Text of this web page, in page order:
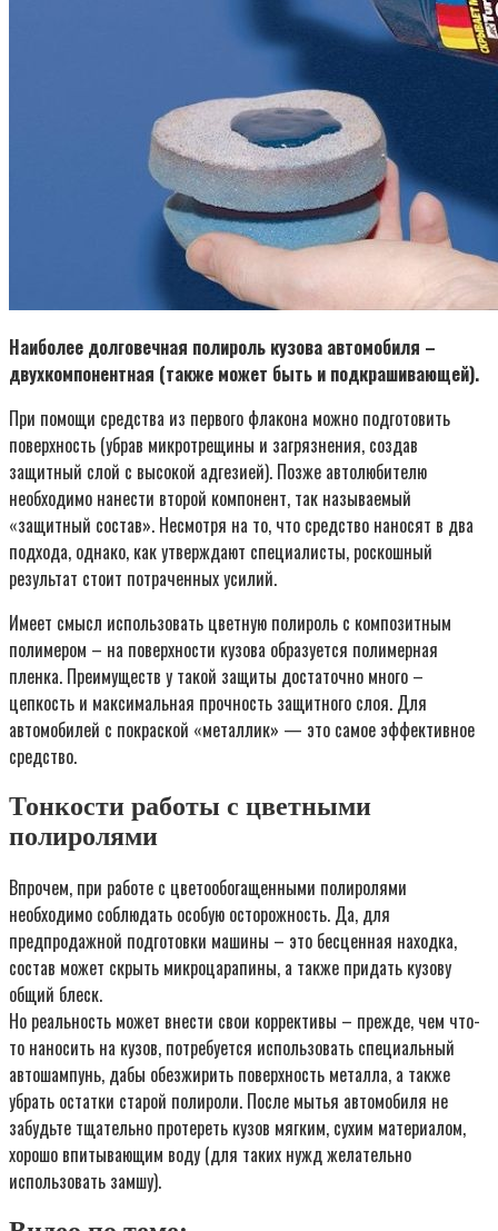
Наиболее долговечная полироль кузова автомобиля –
двухкомпонентная (также может быть и подкрашивающей).
При помощи средства из первого флакона можно подготовить
поверхность (убрав микротрещины и загрязнения, создав
защитный слой с высокой адгезией). Позже автолюбителю
необходимо нанести второй компонент, так называемый
«защитный состав». Несмотря на то, что средство наносят в два
подхода, однако, как утверждают специалисты, роскошный
результат стоит потраченных усилий.
Имеет смысл использовать цветную полироль с композитным
полимером – на поверхности кузова образуется полимерная
пленка. Преимуществ у такой защиты достаточно много –
цепкость и максимальная прочность защитного слоя. Для
автомобилей с покраской «металлик» — это самое эффективное
средство.
Тонкости работы с цветными
полиролями
Впрочем, при работе с цветообогащенными полиролями
необходимо соблюдать особую осторожность. Да, для
предпродажной подготовки машины – это бесценная находка,
состав может скрыть микроцарапины, а также придать кузову
общий блеск.
Но реальность может внести свои коррективы – прежде, чем что-
то наносить на кузов, потребуется использовать специальный
автошампунь, дабы обезжирить поверхность металла, а также
убрать остатки старой полироли. После мытья автомобиля не
забудьте тщательно протереть кузов мягким, сухим материалом,
хорошо впитывающим воду (для таких нужд желательно
использовать замшу).